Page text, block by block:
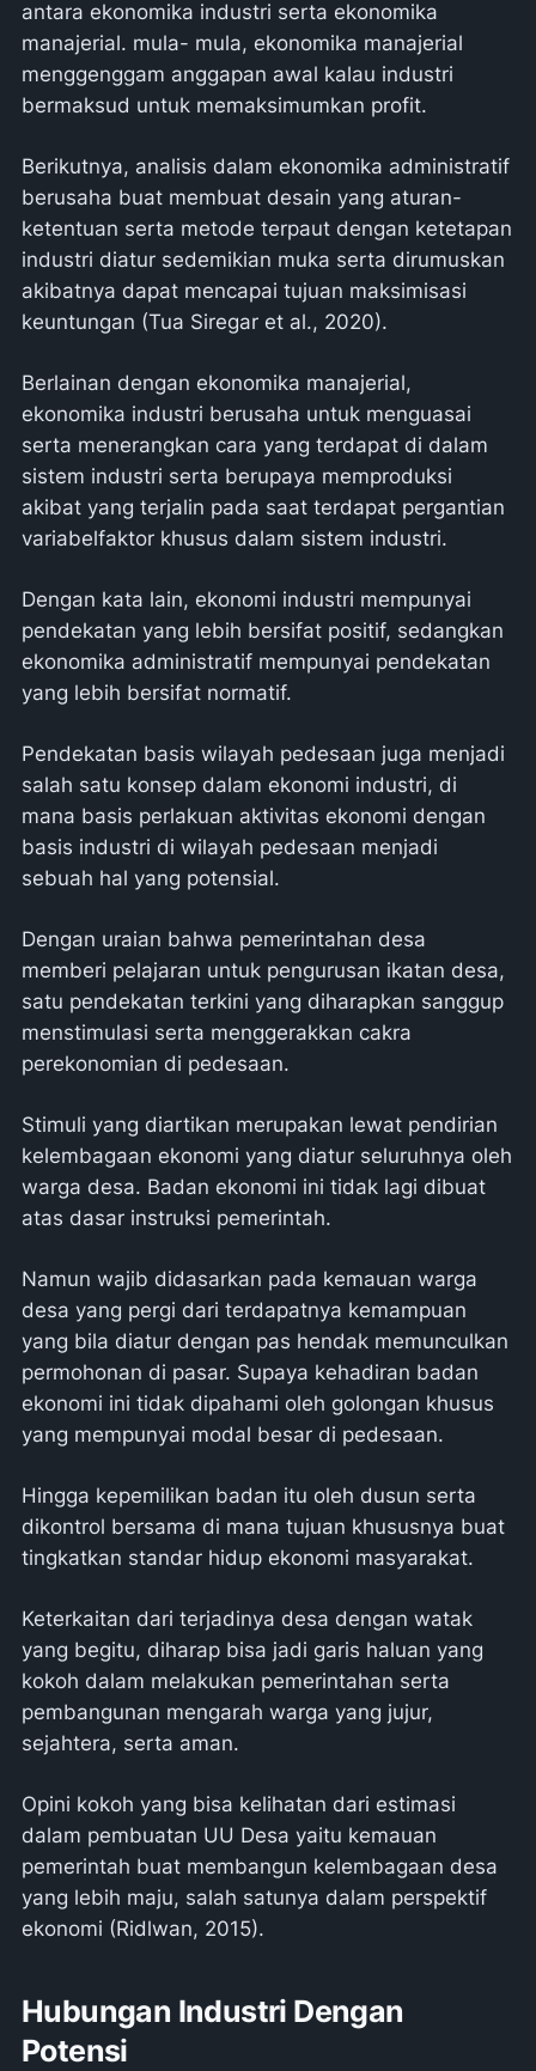
antara ekonomika industri serta ekonomika
manajerial. mula- mula, ekonomika manajerial
menggenggam anggapan awal kalau industri
bermaksud untuk memaksimumkan profit.
Berikutnya, analisis dalam ekonomika administratif
berusaha buat membuat desain yang aturan-
ketentuan serta metode terpaut dengan ketetapan
industri diatur sedemikian muka serta dirumuskan
akibatnya dapat mencapai tujuan maksimisasi
keuntungan (Tua Siregar et al., 2020).
Berlainan dengan ekonomika manajerial,
ekonomika industri berusaha untuk menguasai
serta menerangkan cara yang terdapat di dalam
sistem industri serta berupaya memproduksi
akibat yang terjalin pada saat terdapat pergantian
variabelfaktor khusus dalam sistem industri.
Dengan kata lain, ekonomi industri mempunyai
pendekatan yang lebih bersifat positif, sedangkan
ekonomika administratif mempunyai pendekatan
yang lebih bersifat normatif.
Pendekatan basis wilayah pedesaan juga menjadi
salah satu konsep dalam ekonomi industri, di
mana basis perlakuan aktivitas ekonomi dengan
basis industri di wilayah pedesaan menjadi
sebuah hal yang potensial.
Dengan uraian bahwa pemerintahan desa
memberi pelajaran untuk pengurusan ikatan desa,
satu pendekatan terkini yang diharapkan sanggup
menstimulasi serta menggerakkan cakra
perekonomian di pedesaan.
Stimuli yang diartikan merupakan lewat pendirian
kelembagaan ekonomi yang diatur seluruhnya oleh
warga desa. Badan ekonomi ini tidak lagi dibuat
atas dasar instruksi pemerintah.
Namun wajib didasarkan pada kemauan warga
desa yang pergi dari terdapatnya kemampuan
yang bila diatur dengan pas hendak memunculkan
permohonan di pasar. Supaya kehadiran badan
ekonomi ini tidak dipahami oleh golongan khusus
yang mempunyai modal besar di pedesaan.
Hingga kepemilikan badan itu oleh dusun serta
dikontrol bersama di mana tujuan khususnya buat
tingkatkan standar hidup ekonomi masyarakat.
Keterkaitan dari terjadinya desa dengan watak
yang begitu, diharap bisa jadi garis haluan yang
kokoh dalam melakukan pemerintahan serta
pembangunan mengarah warga yang jujur,
sejahtera, serta aman.
Opini kokoh yang bisa kelihatan dari estimasi
dalam pembuatan UU Desa yaitu kemauan
pemerintah buat membangun kelembagaan desa
yang lebih maju, salah satunya dalam perspektif
ekonomi (Ridlwan, 2015).
Hubungan Industri Dengan
Potensi